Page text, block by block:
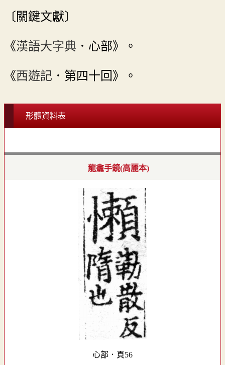
〔關鍵文獻〕
《漢語大字典 ．心部》。
《西遊記 ．第四十回》。
形體資料表
龍龕手鏡(高麗本)
心部．頁56